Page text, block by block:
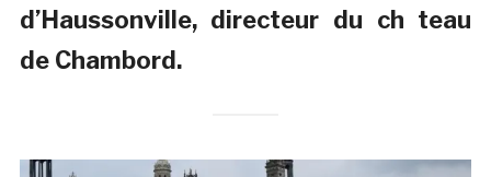
d’Haussonville, directeur du ch teau
de Chambord.